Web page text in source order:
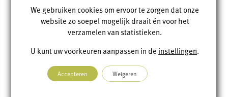
De samenwerking
verloopt vlot en de
lijntjes zijn kort, dat
werkt prettig! –
We gebruiken cookies om ervoor te zorgen dat onze
website zo soepel mogelijk draait én voor het
verzamelen van statistieken.
U kunt uw voorkeuren aanpassen in de instellingen.
Accepteren Weigeren